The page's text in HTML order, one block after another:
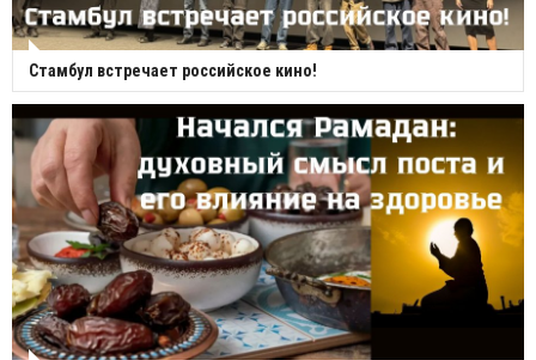
Стамбул встречает российское кино!